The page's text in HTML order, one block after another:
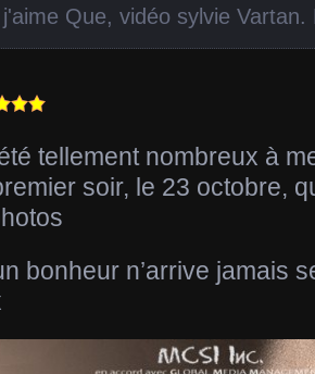
Que, vidéo sylvie Vartan.
tellement nombreux à
soir, le 23 octobre,
bonheur n’arrive jamais